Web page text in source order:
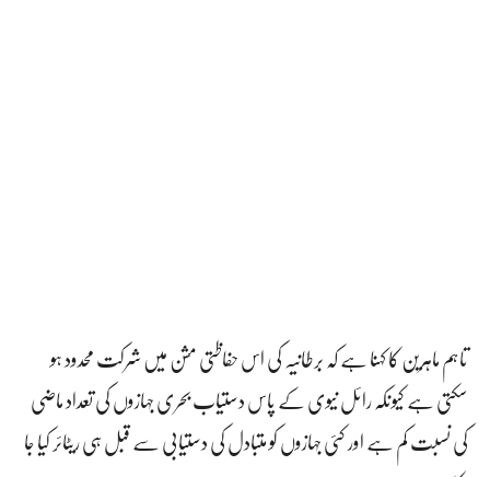
تاہم ماہرین کا کہنا ہے کہ برطانیہ کی اس حفاظتی مشن میں شرکت محدود ہو
سکتی ہے کیونکہ رائل نیوی کے پاس دستیاب بحری جہازوں کی تعداد ماضی
کی نسبت کم ہے اور کئی جہازوں کو متبادل کی دستیابی سے قبل ہی ریٹائر کیا جا